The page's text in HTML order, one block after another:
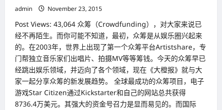
额
写
20
年
新
高
admin
November 23, 2015
Post Views: 43,064 众筹（Crowdfunding），对大家来说已
经不再陌生。而你可能不知道，最初，众筹是从娱乐圈兴起来
的。在2003年，世界上出现了第一个众筹平台Artistshare，专
门帮独立音乐家们出唱片、拍摄MV等等筹钱。今天的众筹早已
经跳出娱乐领域，并迈向了各个领域，现在《大橙报》就与大
家一起分享众筹的新发展趋势。 全球最成功的众筹项目，电子
游戏Star Citizen通过Kickstarter和自己的网站总共获得
8736.4万美元。其强大的资金号召力是显而易见的。而国际